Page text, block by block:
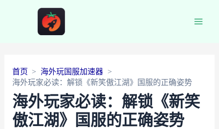
首页
海外玩国服加速器
海外玩家必读：解锁《新笑傲江湖》国服的正确姿势
海外玩家必读：解锁《新笑
傲江湖》国服的正确姿势